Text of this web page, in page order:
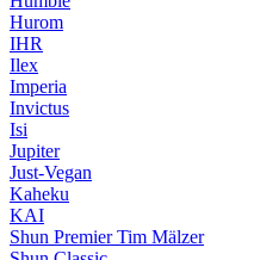
Hurom
IHR
Ilex
Imperia
Invictus
Isi
Jupiter
Just-Vegan
Kaheku
KAI
Shun Premier Tim Mälzer